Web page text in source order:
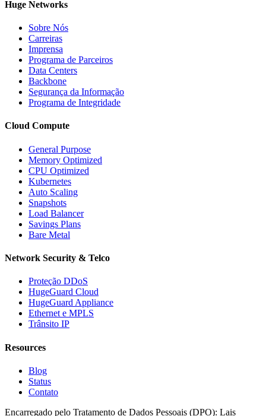
Huge Networks
Sobre Nós
Carreiras
Imprensa
Programa de Parceiros
Data Centers
Backbone
Segurança da Informação
Programa de Integridade
Cloud Compute
General Purpose
Memory Optimized
CPU Optimized
Kubernetes
Auto Scaling
Snapshots
Load Balancer
Savings Plans
Bare Metal
Network Security & Telco
Proteção DDoS
HugeGuard Cloud
HugeGuard Appliance
Ethernet e MPLS
Trânsito IP
Resources
Blog
Status
Contato
Encarregado pelo Tratamento de Dados Pessoais (DPO): Lais